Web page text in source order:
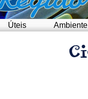
Úteis Ambiente